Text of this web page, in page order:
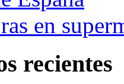
en
recientes